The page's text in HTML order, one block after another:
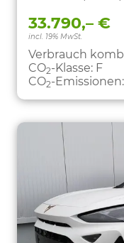
33.790,– €
incl. 19% MwSt.
Verbrauch
CO2-Klasse: F
CO2-Emissionen: